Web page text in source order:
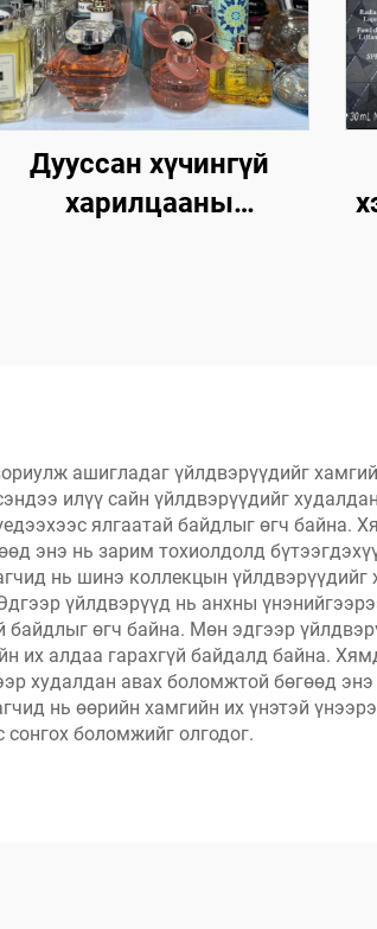
Дууссан хүчингүй
харилцааны
ашигладаг үйлдвэрүүдийг
илүү сайн үйлдвэрүүдийг
ялгаатай байдлыг өгч байна.
энэ нь зарим тохиолдолд
нь шинэ коллекцын
үйлдвэрүүд нь анхны
өгч байна. Мөн эдгээр
их алдаа гарахгүй байдалд байна.
худалдан авах боломжтой бөгөөд
нь өөрийн хамгийн их үнэтэй
боломжийг олгодог.